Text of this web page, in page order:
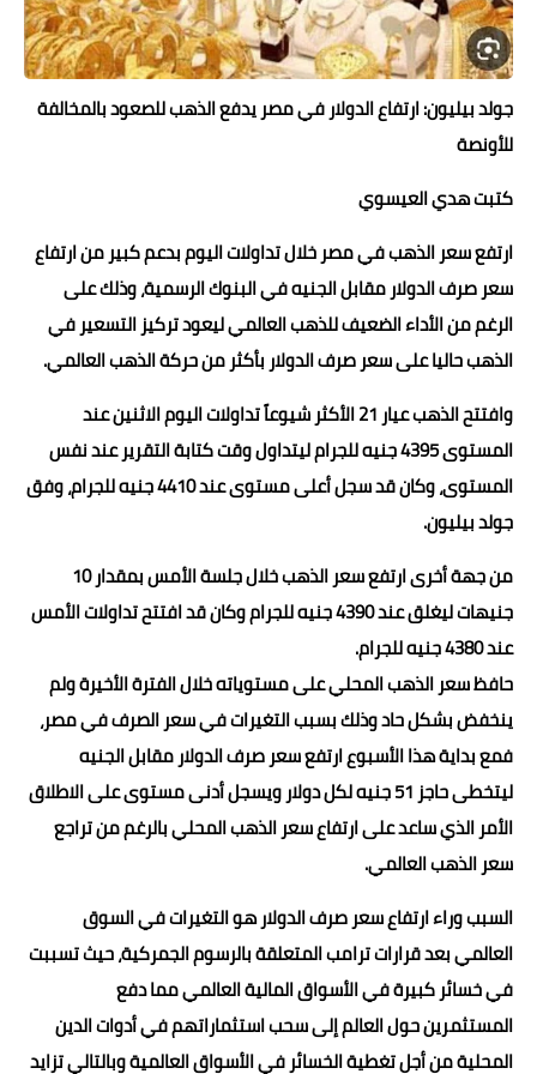
حوادث وقضايا
خدمات
جولد بيليون: ارتفاع الدولار في مصر يدفع الذهب للصعود بالمخالفة
للأونصة
كتبت هدي العيسوي
ارتفع سعر الذهب في مصر خلال تداولات اليوم بدعم كبير من ارتفاع
سعر صرف الدولار مقابل الجنيه في البنوك الرسمية، وذلك على
الرغم من الأداء الضعيف للذهب العالمي ليعود تركيز التسعير في
الذهب حاليا على سعر صرف الدولار بأكثر من حركة الذهب العالمي.
وافتتح الذهب عيار 21 الأكثر شيوعاً تداولات اليوم الاثنين عند
المستوى 4395 جنيه للجرام ليتداول وقت كتابة التقرير عند نفس
المستوى، وكان قد سجل أعلى مستوى عند 4410 جنيه للجرام، وفق
جولد بيليون.
من جهة أخرى ارتفع سعر الذهب خلال جلسة الأمس بمقدار 10
جنيهات ليغلق عند 4390 جنيه للجرام وكان قد افتتح تداولات الأمس
عند 4380 جنيه للجرام.
حافظ سعر الذهب المحلي على مستوياته خلال الفترة الأخيرة ولم
ينخفض بشكل حاد وذلك بسبب التغيرات في سعر الصرف في مصر،
فمع بداية هذا الأسبوع ارتفع سعر صرف الدولار مقابل الجنيه
ليتخطى حاجز 51 جنيه لكل دولار ويسجل أدنى مستوى على الاطلاق
الأمر الذي ساعد على ارتفاع سعر الذهب المحلي بالرغم من تراجع
سعر الذهب العالمي.
السبب وراء ارتفاع سعر صرف الدولار هو التغيرات في السوق
العالمي بعد قرارات ترامب المتعلقة بالرسوم الجمركية، حيث تسببت
في خسائر كبيرة في الأسواق المالية العالمي مما دفع
المستثمرين حول العالم إلى سحب استثماراتهم في أدوات الدين
المحلية من أجل تغطية الخسائر في الأسواق العالمية وبالتالي تزايد